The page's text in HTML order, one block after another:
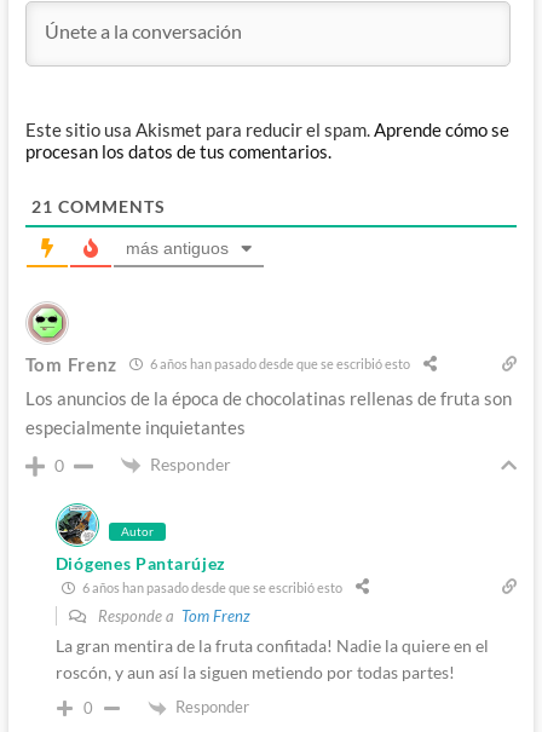
Este sitio usa Akismet para reducir el spam.Aprende cómo se
procesan los datos de tus comentarios.
21 COMMENTS
más antiguos
Tom Frenz 6 años han pasado desde que se escribió esto
Los anuncios de la época de chocolatinas rellenas de fruta son
especialmente inquietantes
0 Responder
Autor
Diógenes Pantarújez
6 años han pasado desde que se escribió esto
Responde a Tom Frenz
La gran mentira de la fruta confitada! Nadie la quiere en el
roscón, y aun así la siguen metiendo por todas partes!
0 Responder